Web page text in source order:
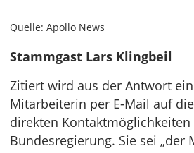
Quelle: Apollo News
Stammgast Lars Klingbeil
Zitiert wird aus der Antwort
Mitarbeiterin per E-Mail auf
direkten Kontaktmöglichkeiten
Bundesregierung. Sie sei „der